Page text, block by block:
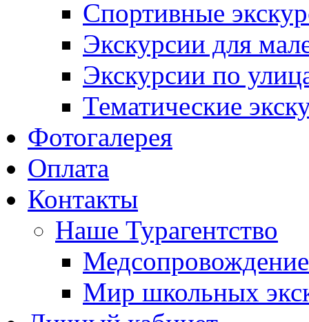
Спортивные
Экскурсии для
Экскурсии по
Тематические
Фотогалерея
Оплата
Контакты
Наше Турагентство
Медсопровождение
Мир школьных